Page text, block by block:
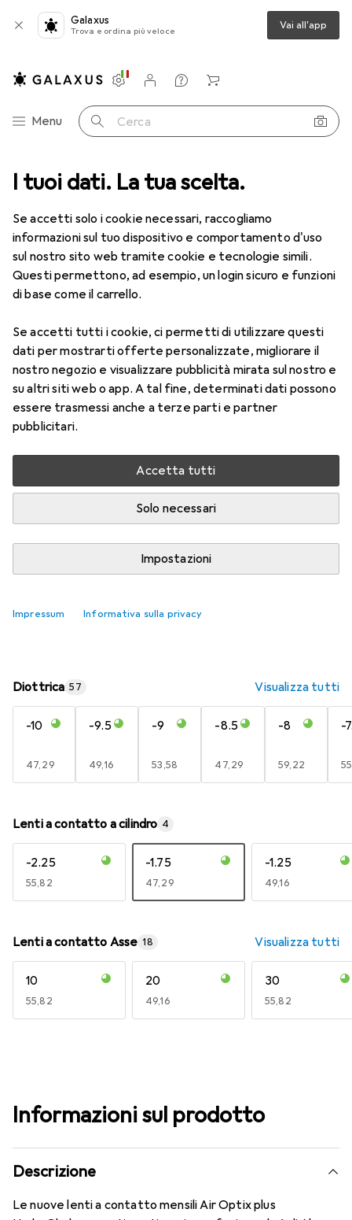
I tuoi dati. La tua scelta.
Se accetti solo i cookie necessari, raccogliamo
informazioni sul tuo dispositivo e comportamento d'uso
sul nostro sito web tramite cookie e tecnologie simili.
Questi permettono, ad esempio, un login sicuro e funzioni
di base come il carrello.
Se accetti tutti i cookie, ci permetti di utilizzare questi
dati per mostrarti offerte personalizzate, migliorare il
nostro negozio e visualizzare pubblicità mirata sul nostro e
su altri siti web o app. A tal fine, determinati dati possono
essere trasmessi anche a terze parti e partner
pubblicitari.
Accetta tutti
Solo necessari
Impostazioni
Impressum Informativa sulla privacy
Galaxus
Trova e ordina più veloce Vai all'app
Categoria Navigazione
Menu Cerca
Impostazioni
Conto cliente
Liste di confronto
Liste dei desideri
Carrello
Lenti a contatto Air Optix più HydraGlyde per l'astigmatismo
1 Immagine
Air Optix più HydraGlyde per
+1.25, Obiettivo mensile, 6 pz., Torico
Prezzo in EUR IVA incl.
EUR
47,29 EUR
7,88/1pz.
Consegna tra ven, 14/8 e mar, 18/8
Più di 10 pezzi in stock presso il fornitore
Aggiungi al carrello
Diottrica 57 Visualizza tutti
-10
EUR
47,29
-9.5
EUR
49,16
-9
EUR
53,58
-8.5
EUR
47,29
-8
EUR
59,22
-
Lenti a contatto a cilindro 4
-2.25
EUR
55,82
-1.75
EUR
47,29
-1.25
EUR
49,16
Lenti a contatto Asse 18 Visualizza tutti
10
EUR
55,82
20
EUR
49,16
30
EUR
55,82
Informazioni sul prodotto
Descrizione
Le nuove lenti a contatto mensili Air Optix plus